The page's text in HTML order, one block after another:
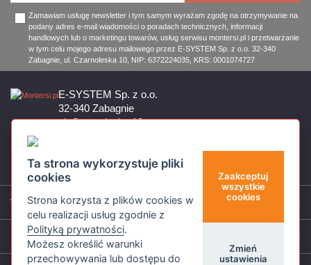
Zamawiam usługę newsletter i tym samym wyrażam zgodę na otrzymywanie na
podany adres e-mail wiadomości o poradach technicznych, informacji
handlowych lub o marketingu towarów, usług serwisu montersi.pl i przetwarzanie
w tym celu mojego adresu mailowego przez E-SYSTEM Sp. z o.o. 32-340
Zabagnie, ul. Czarnoleska 10, NIP: 6372224035, KRS: 0001074727
E-SYSTEM Sp. z o.o.
32-340 Zabagnie
ul. Czarnoleska 10
sklep@montersi.pl
Wsparcie
Informacje
Ta strona wykorzystuje pliki
cookies
Strona korzysta z plików cookies w
celu realizacji usług zgodnie z
Polityką prywatności.
Możesz określić warunki
przechowywania lub dostępu do
Zaakceptuj
wszystkie
cookies
Zmień
ustawienia